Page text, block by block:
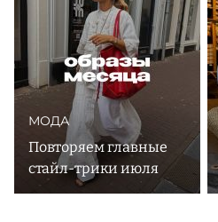
МОДА
Повторяем главные
стайл-трики июля